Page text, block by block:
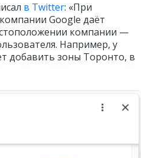
в Twitter: «При
Google даёт
компании —
Например, у
добавить зоны Торонто, в